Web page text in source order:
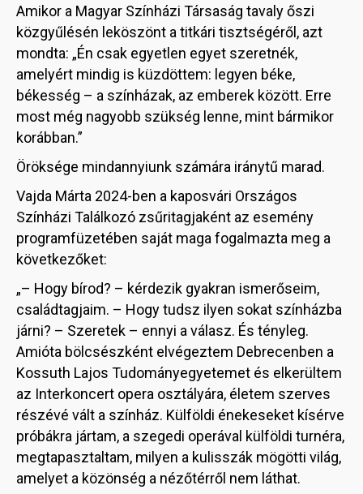
Amikor a Magyar Színházi Társaság tavaly őszi
közgyűlésén leköszönt a titkári tisztségéről, azt
mondta: „Én csak egyetlen egyet szeretnék,
amelyért mindig is küzdöttem: legyen béke,
békesség – a színházak, az emberek között. Erre
most még nagyobb szükség lenne, mint bármikor
korábban.”
Öröksége mindannyiunk számára iránytű marad.
Vajda Márta 2024-ben a kaposvári Országos
Színházi Találkozó zsűritagjaként az esemény
programfüzetében saját maga fogalmazta meg a
következőket:
„– Hogy bírod? – kérdezik gyakran ismerőseim,
családtagjaim. – Hogy tudsz ilyen sokat színházba
járni? – Szeretek – ennyi a válasz. És tényleg.
Amióta bölcsészként elvégeztem Debrecenben a
Kossuth Lajos Tudományegyetemet és elkerültem
az Interkoncert opera osztályára, életem szerves
részévé vált a színház. Külföldi énekeseket kísérve
próbákra jártam, a szegedi operával külföldi turnéra,
megtapasztaltam, milyen a kulisszák mögötti világ,
amelyet a közönség a nézőtérről nem láthat.